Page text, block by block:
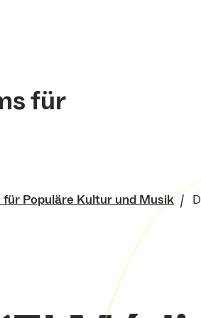
für
Populäre Kultur und Musik